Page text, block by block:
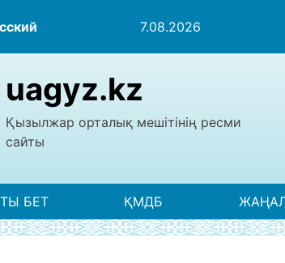
7.08.2026
uagyz.kz
Қызылжар орталық мешітінің ресми
сайты
БЕТ ҚМДБ